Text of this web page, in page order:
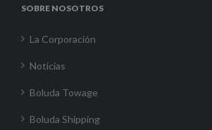
SOBRE NOSOTROS
La Corporación
Noticias
Boluda Towage
Boluda Shipping